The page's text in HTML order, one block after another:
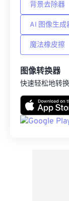
背景去除器
AI 图像生成
魔法橡皮擦
图像转换器
快速轻松地转